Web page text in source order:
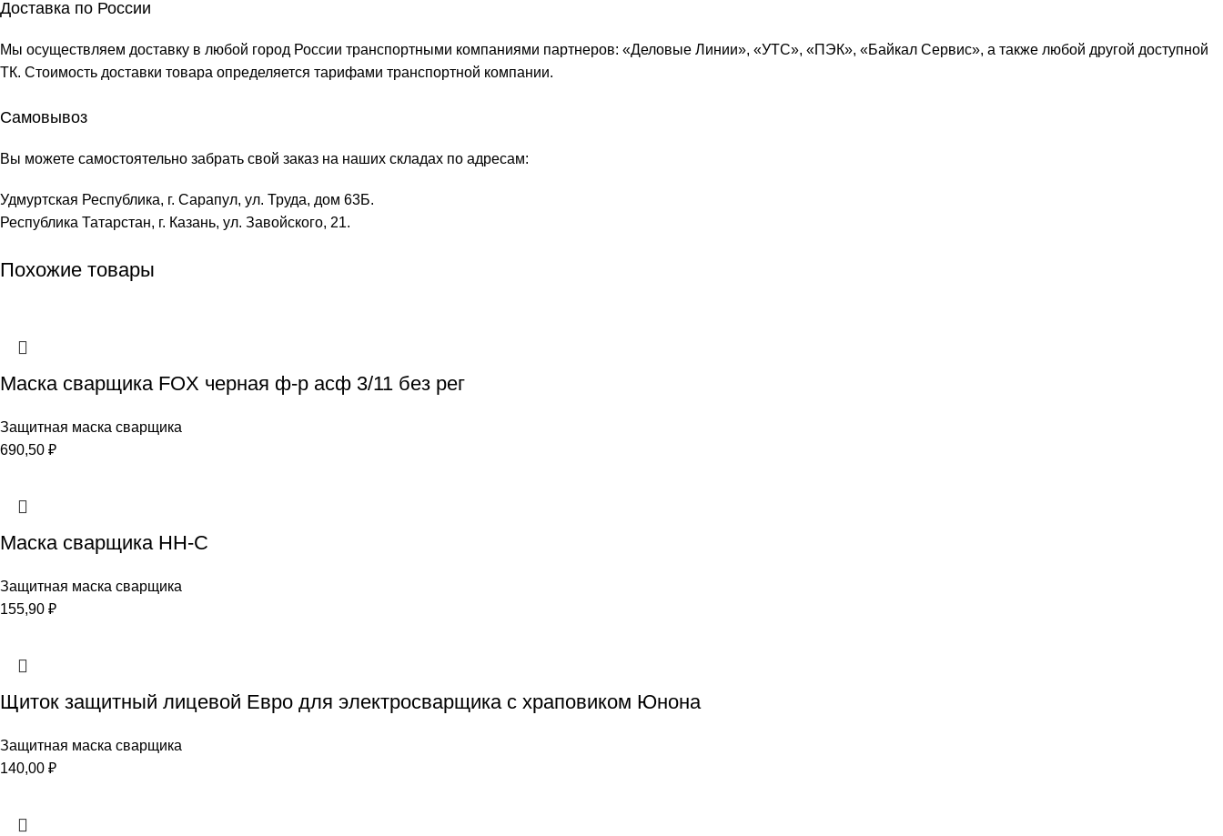
Доставка по России
Мы осуществляем доставку в любой город России транспортными компаниями партнеров: «Деловые Линии», «УТС», «ПЭК», «Байкал Сервис», а также любой другой доступной
ТК. Стоимость доставки товара определяется тарифами транспортной компании.
Самовывоз
Вы можете самостоятельно забрать свой заказ на наших складах по адресам:
Удмуртская Республика, г. Сарапул, ул. Труда, дом 63Б.
Республика Татарстан, г. Казань, ул. Завойского, 21.
Похожие товары
Маска сварщика FOX черная ф-р асф 3/11 без рег
Защитная маска сварщика
690,50 ₽
Маска сварщика НН-С
Защитная маска сварщика
155,90 ₽
Щиток защитный лицевой Евро для электросварщика с храповиком Юнона
Защитная маска сварщика
140,00 ₽